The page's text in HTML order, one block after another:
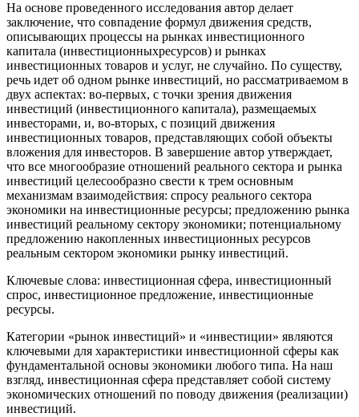
На основе проведенного исследования автор делает
заключение, что совпадение формул движения средств,
описывающих процессы на рынках инвестиционного
капитала (инвестиционныхресурсов) и рынках
инвестиционных товаров и услуг, не случайно. По существу,
речь идет об одном рынке инвестиций, но рассматриваемом в
двух аспектах: во-первых, с точки зрения движения
инвестиций (инвестиционного капитала), размещаемых
инвесторами, и, во-вторых, с позиций движения
инвестиционных товаров, представляющих собой объекты
вложения для инвесторов. В завершение автор утверждает,
что все многообразие отношений реального сектора и рынка
инвестиций целесообразно свести к трем основным
механизмам взаимодействия: спросу реального сектора
экономики на инвестиционные ресурсы; предложению рынка
инвестиций реальному сектору экономики; потенциальному
предложению накопленных инвестиционных ресурсов
реальным сектором экономики рынку инвестиций.
Ключевые слова: инвестиционная сфера, инвестиционный
спрос, инвестиционное предложение, инвестиционные
ресурсы.
Категории «рынок инвестиций» и «инвестиции» являются
ключевыми для характеристики инвестиционной сферы как
фундаментальной основы экономики любого типа. На наш
взгляд, инвестиционная сфера представляет собой систему
экономических отношений по поводу движения (реализации)
инвестиций.